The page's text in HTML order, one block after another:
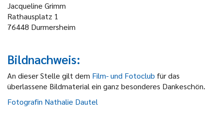
Jacqueline Grimm
Rathausplatz 1
76448 Durmersheim
Bildnachweis:
An dieser Stelle gilt dem Film- und Fotoclub für das
überlassene Bildmaterial ein ganz besonderes Dankeschön.
Fotografin Nathalie Dautel